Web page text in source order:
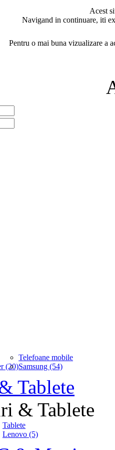
Acest
Navigand in continuare, iti
Pentru o mai buna vizualizare a
(20)
Telefoane mobile
Samsung (54)
Tablete
& Tablete
Tablete
Lenovo (5)